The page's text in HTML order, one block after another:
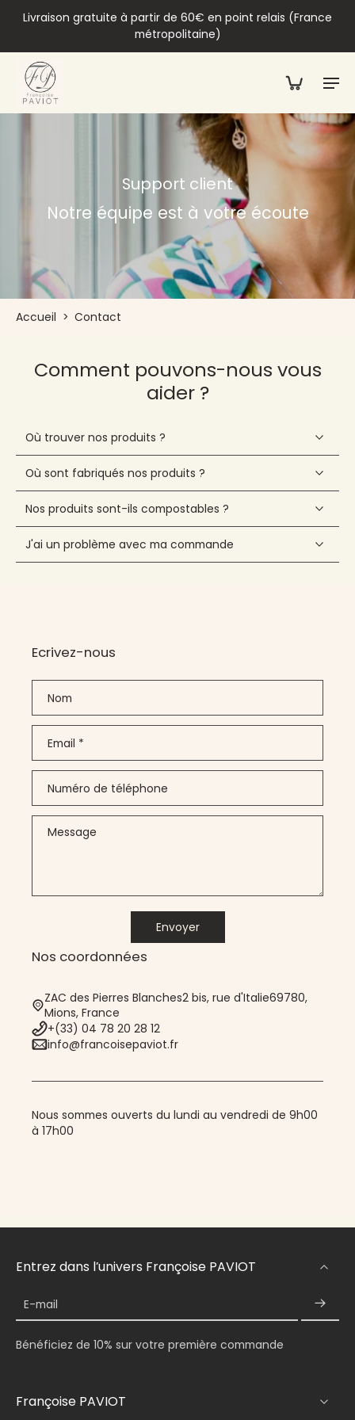
Livraison gratuite à partir de 60€ en point relais (France
métropolitaine)
Support client
Notre équipe est à votre écoute
Accueil > Contact
Comment pouvons-nous vous
aider ?
Où trouver nos produits ?
Où sont fabriqués nos produits ?
Nos produits sont-ils compostables ?
J'ai un problème avec ma commande
Ecrivez-nous
Nom
Email *
Numéro de téléphone
Message
Envoyer
Nos coordonnées
ZAC des Pierres Blanches2 bis, rue d'Italie69780,
Mions, France
+(33) 04 78 20 28 12
info@francoisepaviot.fr
Nous sommes ouverts du lundi au vendredi de 9h00
à 17h00
Entrez dans l’univers Françoise PAVIOT
E-mail
Bénéficiez de 10% sur votre première commande
Françoise PAVIOT